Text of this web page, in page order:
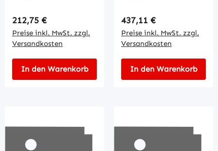
Regulärer Preis:
212,75 €
Preise inkl. MwSt. zzgl.
Versandkosten
In den Warenkorb
Regulärer Preis:
437,11 €
Preise inkl. MwSt. zzgl.
Versandkosten
In den Warenkorb